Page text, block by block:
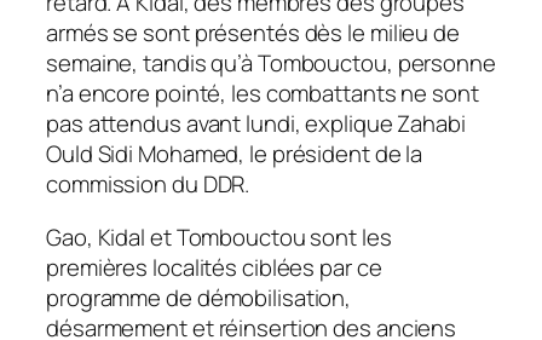
armés se sont présentés dès le milieu de
semaine, tandis qu’à Tombouctou, personne
n’a encore pointé, les combattants ne sont
pas attendus avant lundi, explique Zahabi
Ould Sidi Mohamed, le président de la
commission du DDR.
Gao, Kidal et Tombouctou sont les
premières localités ciblées par ce
programme de démobilisation,
désarmement et réinsertion des anciens